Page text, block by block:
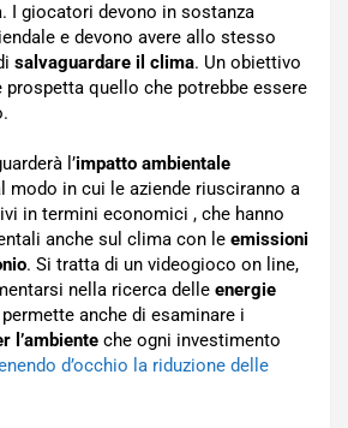
I giocatori devono in sostanza
e devono avere allo stesso
salvaguardare il clima. Un obiettivo
prospetta quello che potrebbe essere
l’impatto ambientale
modo in cui le aziende riusciranno a
in termini economici , che hanno
anche sul clima con le emissioni
. Si tratta di un videogioco on line,
nella ricerca delle energie
anche di esaminare i
l’ambiente che ogni investimento
d’occhio la riduzione delle